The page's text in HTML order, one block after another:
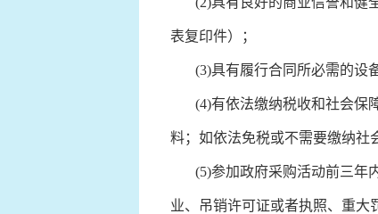
表复印件）；
(3)具有履行合同所必需的设备
(4)有依法缴纳税收和社会保障
料；如依法免税或不需要缴纳社
(5)参加政府采购活动前三年内
业、吊销许可证或者执照、重大